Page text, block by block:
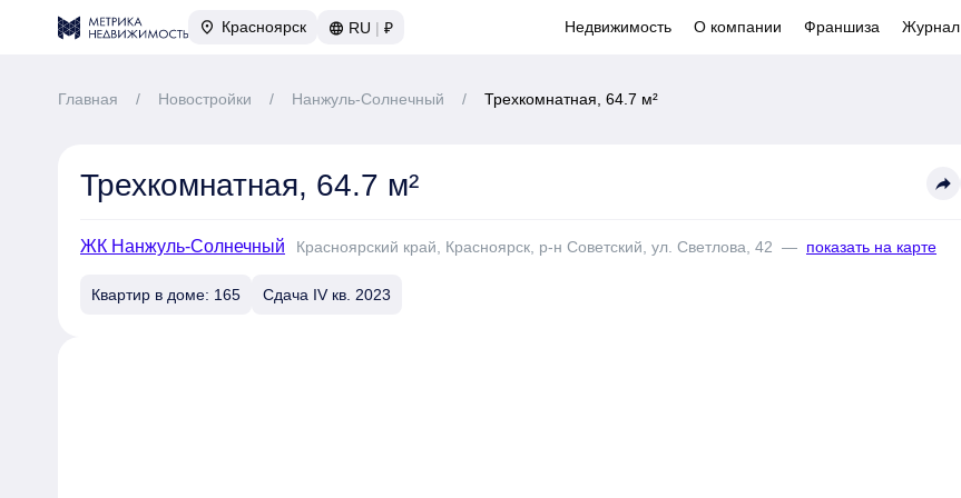
Красноярск RU | ₽ Недвижимость О компании Франшиза Журнал
Главная / Новостройки / Нанжуль-Солнечный / Трехкомнатная, 64.7 м²
Трехкомнатная, 64.7 м² reply
ЖК Нанжуль-Солнечный Красноярский край, Красноярск, р-н Советский, ул. Светлова, 42 — показать на карте
Квартир в доме: 165 Сдача IV кв. 2023